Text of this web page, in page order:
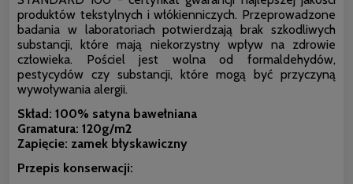
produktów tekstylnych i włókienniczych. Przeprowadzone
badania w laboratoriach potwierdzają brak szkodliwych
substancji, które mają niekorzystny wpływ na zdrowie
człowieka. Pościel jest wolna od formaldehydów,
pestycydów czy substancji, które mogą być przyczyną
wywoływania alergii.
Skład: 100% satyna bawełniana
Gramatura: 120g/m2
Zapięcie: zamek błyskawiczny
Przepis konserwacji: